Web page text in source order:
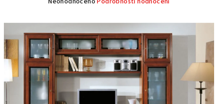
produktu
je
0,0
z
5
hvězdiček.